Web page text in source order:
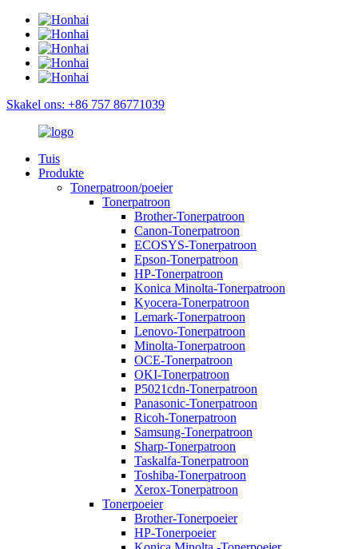
Skakel ons: +86 757 86771039
Tuis
Produkte
Tonerpatroon/poeier
Tonerpatroon
Brother-Tonerpatroon
Canon-Tonerpatroon
ECOSYS-Tonerpatroon
Epson-Tonerpatroon
HP-Tonerpatroon
Konica Minolta-Tonerpatroon
Kyocera-Tonerpatroon
Lemark-Tonerpatroon
Lenovo-Tonerpatroon
Minolta-Tonerpatroon
OCE-Tonerpatroon
OKI-Tonerpatroon
P5021cdn-Tonerpatroon
Panasonic-Tonerpatroon
Ricoh-Tonerpatroon
Samsung-Tonerpatroon
Sharp-Tonerpatroon
Taskalfa-Tonerpatroon
Toshiba-Tonerpatroon
Xerox-Tonerpatroon
Tonerpoeier
Brother-Tonerpoeier
HP-Tonerpoeier